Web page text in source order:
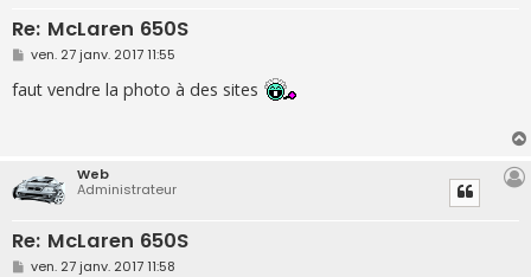
Re: McLaren 650S
M
s
s
ven. 27 janv. 2017 11:55
faut vendre la photo à des sites
Web
Administrateur
Re: McLaren 650S
M
ven. 27 janv. 2017 11:58